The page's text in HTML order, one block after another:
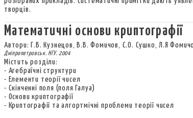
творців.
Математичні основи криптографії
Автори: Г.В. Кузнецов, В.В. Фомичов, С.О. Сушко, Л.Я
Дніпропетровськ. НГУ. 2004
Містить розділи:
- Агебраїчні структури
- Елементи теорії чисел
- Скінченні поля (поля Галуа)
- Основи криптографії
- Криптографії та алгортмічні проблеми теорії чисел